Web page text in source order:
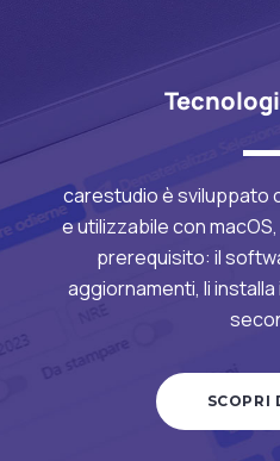
carestudio è sviluppato
e utilizzabile con
prerequisito: il
aggiornamenti, li
SCOPRI